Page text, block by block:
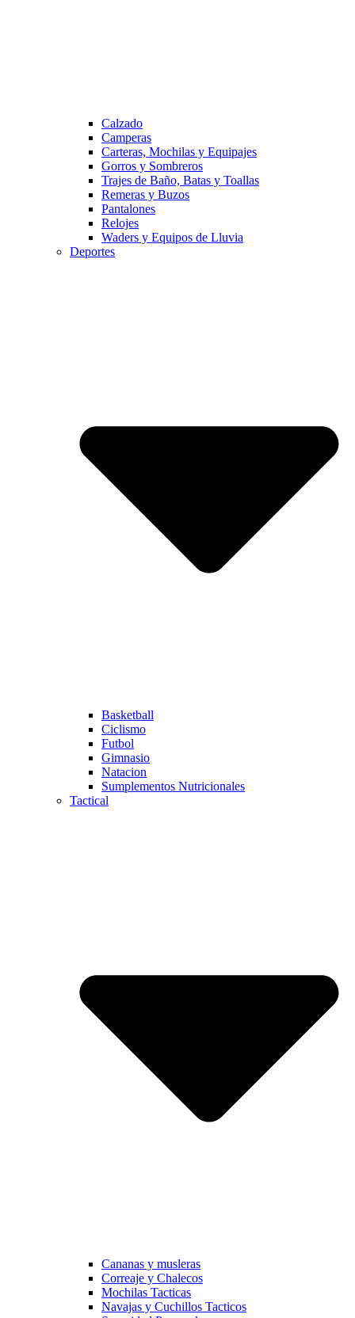
Calzado
Camperas
Carteras, Mochilas y Equipajes
Gorros y Sombreros
Trajes de Baño, Batas y Toallas
Remeras y Buzos
Pantalones
Relojes
Waders y Equipos de Lluvia
Deportes
Basketball
Ciclismo
Futbol
Gimnasio
Natacion
Sumplementos Nutricionales
Tactical
Cananas y musleras
Correaje y Chalecos
Mochilas Tacticas
Navajas y Cuchillos Tacticos